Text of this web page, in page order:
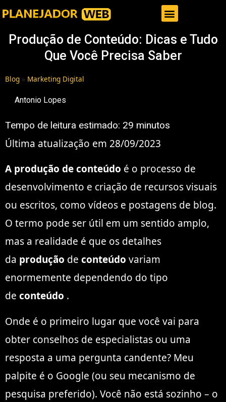
Produção de Conteúdo: Dicas e Tudo
Que Você Precisa Saber
Blog » Marketing Digital
Antonio Lopes
Tempo de leitura estimado: 29 minutos
Última atualização em 28/09/2023
A produção de conteúdo é o processo de
desenvolvimento e criação de recursos visuais
ou escritos, como vídeos e postagens de blog.
O termo pode ser útil em um sentido amplo,
mas a realidade é que os detalhes
da produção de conteúdo variam
enormemente dependendo do tipo
de conteúdo .
Onde é o primeiro lugar que você vai para
obter conselhos de especialistas ou uma
resposta a uma pergunta candente? Meu
palpite é o Google (ou seu mecanismo de
pesquisa preferido). Você não está sozinho – o